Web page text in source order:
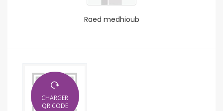
Raed medhioub
CHARGER
QR CODE